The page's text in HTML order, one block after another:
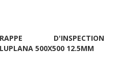
D'INSPECTION
500X500 12.5MM